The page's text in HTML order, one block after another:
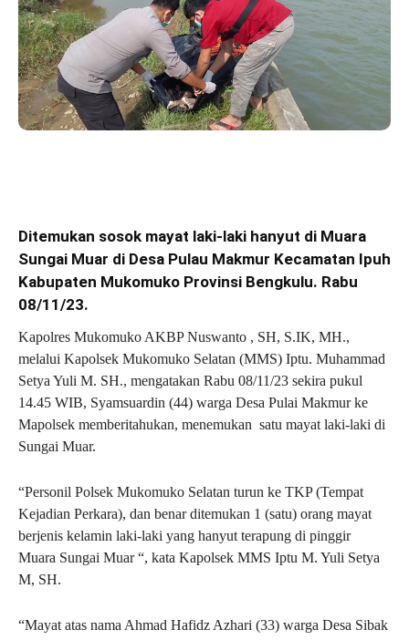
Ditemukan sosok mayat laki-laki hanyut di Muara
Sungai Muar di Desa Pulau Makmur Kecamatan Ipuh
Kabupaten Mukomuko Provinsi Bengkulu. Rabu
08/11/23.
Kapolres Mukomuko AKBP Nuswanto , SH, S.IK, MH.,
melalui Kapolsek Mukomuko Selatan (MMS) Iptu. Muhammad
Setya Yuli M. SH., mengatakan Rabu 08/11/23 sekira pukul
14.45 WIB, Syamsuardin (44) warga Desa Pulai Makmur ke
Mapolsek memberitahukan, menemukan satu mayat laki-laki di
Sungai Muar.
“Personil Polsek Mukomuko Selatan turun ke TKP (Tempat
Kejadian Perkara), dan benar ditemukan 1 (satu) orang mayat
berjenis kelamin laki-laki yang hanyut terapung di pinggir
Muara Sungai Muar “, kata Kapolsek MMS Iptu M. Yuli Setya
M, SH.
“Mayat atas nama Ahmad Hafidz Azhari (33) warga Desa Sibak